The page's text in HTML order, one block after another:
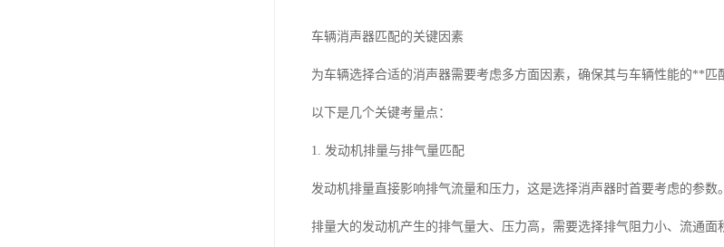
车辆消声器匹配的关键因素
为车辆选择合适的消声器需要考虑多方面因素，确保其与车辆性能的**匹
以下是几个关键考量点：
1. 发动机排量与排气量匹配
发动机排量直接影响排气流量和压力，这是选择消声器时首要考虑的参数。
排量大的发动机产生的排气量大、压力高，需要选择排气阻力小、流通